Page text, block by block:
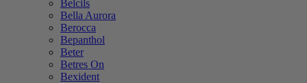
Belcils
Bella Aurora
Berocca
Bepanthol
Beter
Betres On
Bexident